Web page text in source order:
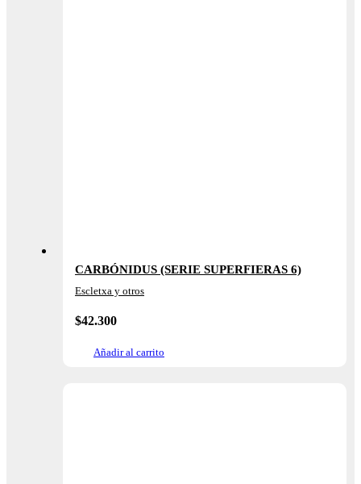
CARBÓNIDUS (SERIE SUPERFIERAS 6)
Escletxa y otros
$42.300
Añadir al carrito